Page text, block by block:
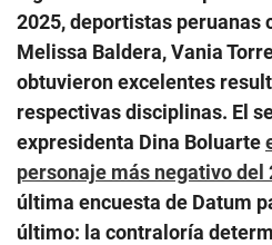
2025, deportistas peruanas
Melissa Baldera, Vania
obtuvieron excelentes
respectivas disciplinas. El
expresidenta Dina Boluarte
personaje más negativo del
última encuesta de Datum
último: la contraloría